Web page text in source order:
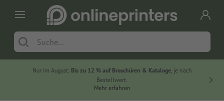
Nur im August: Bis zu 12 % auf Broschüren & Kataloge, je nach
Bestellwert.
Mehr erfahren